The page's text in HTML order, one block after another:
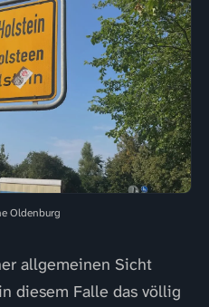
Oldenburg
allgemeinen Sicht
diesem Falle das völlig